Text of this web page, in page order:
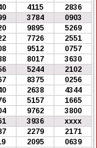
4115
2836
3784
0903
9895
5269
7726
2551
9512
0757
8017
3630
5244
2102
8375
0256
2638
4344
5157
1665
9762
3800
3936
xxxx
2279
2171
2095
0639